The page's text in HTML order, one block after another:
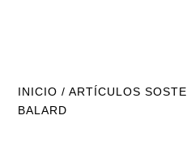
INICIO /ARTÍCULOS
BALARD